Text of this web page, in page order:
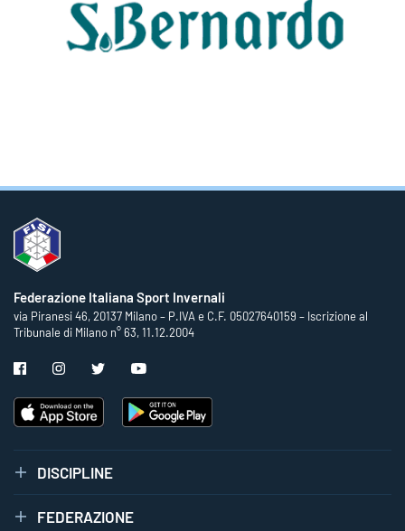
Federazione Italiana Sport Invernali
via Piranesi 46, 20137 Milano – P.IVA e C.F. 05027640159 – Iscrizione al
Tribunale di Milano n° 63, 11.12.2004
DISCIPLINE
FEDERAZIONE